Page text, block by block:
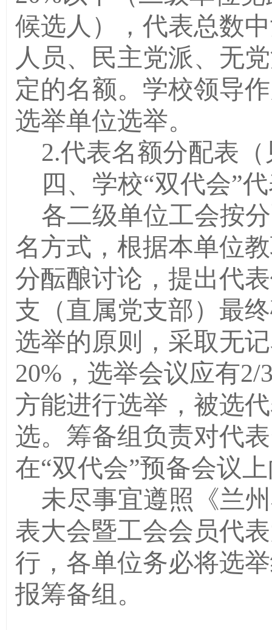
候选人），代表总数
人员、民主党派、无
定的名额。 学校领导
选举单位选举。
2.代表名额分配表
四、学校“双代会”
各二级单位工会按
名方式，根据本单位
分酝酿讨论，提出代
支（直属党支部）最
选举的原则，采取无
20%，选举会议应有
方能进行选举，被选
选。筹备组负责对代
在“双代会”预备会议
未尽事宜遵照《兰
表大会暨工会会员代
行，各单位务必将选
报筹备组。